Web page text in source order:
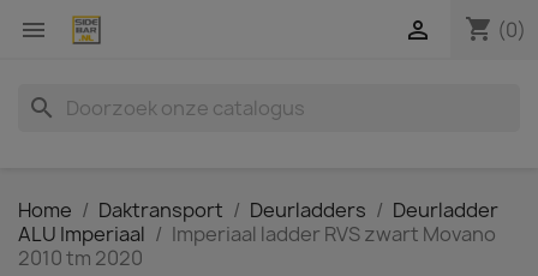
 shopping_cart (0)

search
Home Daktransport Deurladders
Deurladder
ALU Imperiaal
Imperiaal ladder RVS zwart Movano
2010 tm 2020